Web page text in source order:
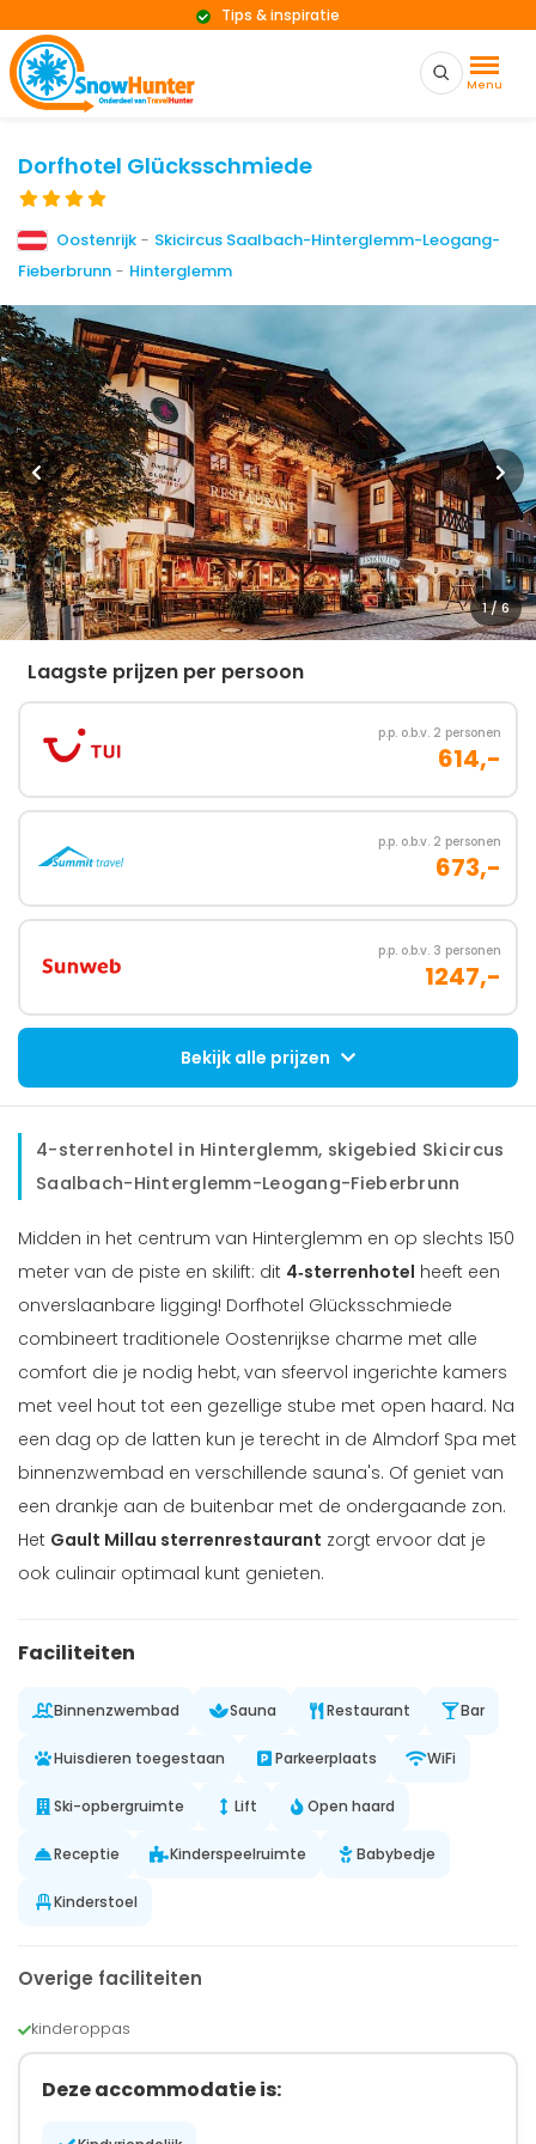
Menu
Tips & inspiratie
Dorfhotel Glücksschmiede
Oostenrijk - Skicircus Saalbach-Hinterglemm-Leogang-
Fieberbrunn - Hinterglemm
1/ 6
Laagste prijzen per persoon
p.p. o.b.v. 2 personen
614,-
p.p. o.b.v. 2 personen
673,-
p.p. o.b.v. 3 personen
1247,-
Bekijk alle prijzen
4-sterrenhotel in Hinterglemm, skigebied Skicircus
Saalbach-Hinterglemm-Leogang-Fieberbrunn
Midden in het centrum van Hinterglemm en op slechts 150
meter van de piste en skilift: dit 4‑sterrenhotel heeft een
onverslaanbare ligging! Dorfhotel Glücksschmiede
combineert traditionele Oostenrijkse charme met alle
comfort die je nodig hebt, van sfeervol ingerichte kamers
met veel hout tot een gezellige stube met open haard. Na
een dag op de latten kun je terecht in de Almdorf Spa met
binnenzwembad en verschillende sauna's. Of geniet van
een drankje aan de buitenbar met de ondergaande zon.
Het Gault Millau sterrenrestaurant zorgt ervoor dat je
ook culinair optimaal kunt genieten.
Faciliteiten
Binnenzwembad Sauna Restaurant Bar
Huisdieren toegestaan Parkeerplaats WiFi
Ski-opbergruimte Lift Open haard
Receptie Kinderspeelruimte Babybedje
Kinderstoel
Overige faciliteiten
kinderoppas
Deze accommodatie is: